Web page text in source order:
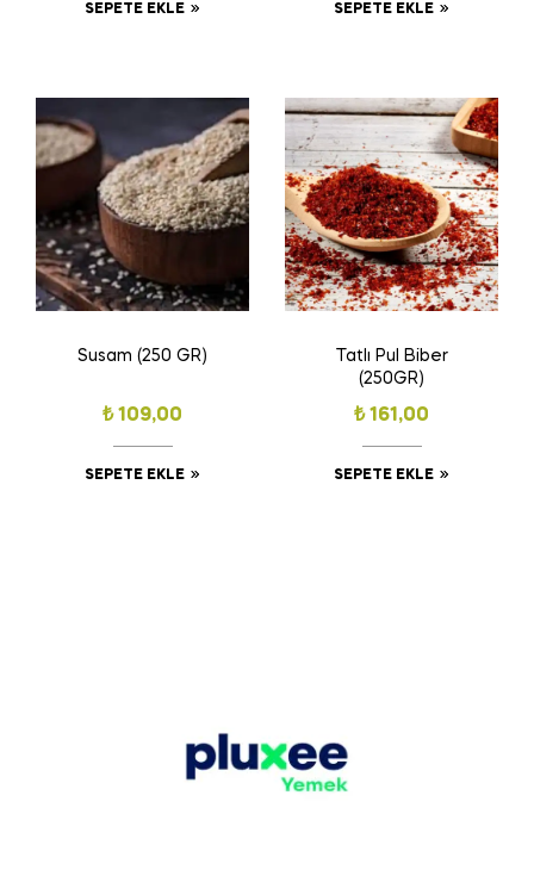
SEPETE EKLE SEPETE EKLE
Susam (250 GR)
₺109,00
SEPETE EKLE
Tatlı Pul Biber
(250GR)
₺161,00
SEPETE EKLE